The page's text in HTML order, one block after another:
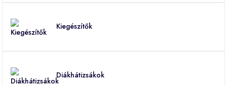
Kiegészítők
Diákhátizsákok